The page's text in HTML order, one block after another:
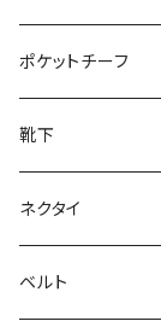
28cm～
ポケットチーフ
靴下
ネクタイ
ベルト